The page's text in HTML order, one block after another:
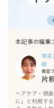
A/LEE
おわりに
本記事の編
美
級
美容
片
ヘアケア・頭
に」と利用す